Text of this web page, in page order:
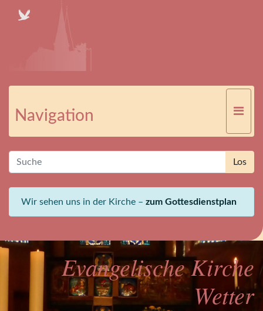
Navigation
Wir sehen uns in der Kirche – zum Gottesdienstplan
Evangelische Kirche
Wetter